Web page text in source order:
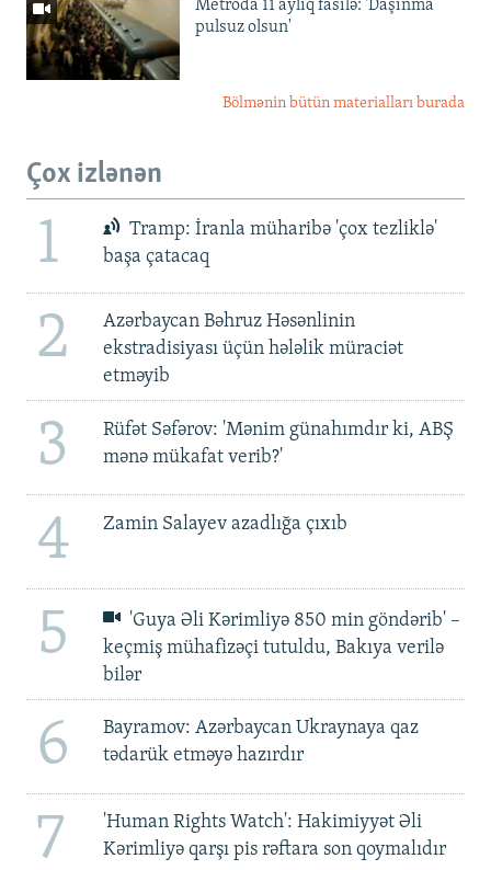
Metroda 11 aylıq fasilə: 'Daşınma
pulsuz olsun'
Bölmənin bütün materialları burada
Çox izlənən
1
Tramp: İranla müharibə 'çox tezliklə'
başa çatacaq
2
Azərbaycan Bəhruz Həsənlinin
ekstradisiyası üçün hələlik müraciət
etməyib
3
Rüfət Səfərov: 'Mənim günahımdır ki, ABŞ
mənə mükafat verib?'
4 Zamin Salayev azadlığa çıxıb
5
'Guya Əli Kərimliyə 850 min göndərib' –
keçmiş mühafizəçi tutuldu, Bakıya verilə
bilər
6
Bayramov: Azərbaycan Ukraynaya qaz
tədarük etməyə hazırdır
7
'Human Rights Watch': Hakimiyyət Əli
Kərimliyə qarşı pis rəftara son qoymalıdır